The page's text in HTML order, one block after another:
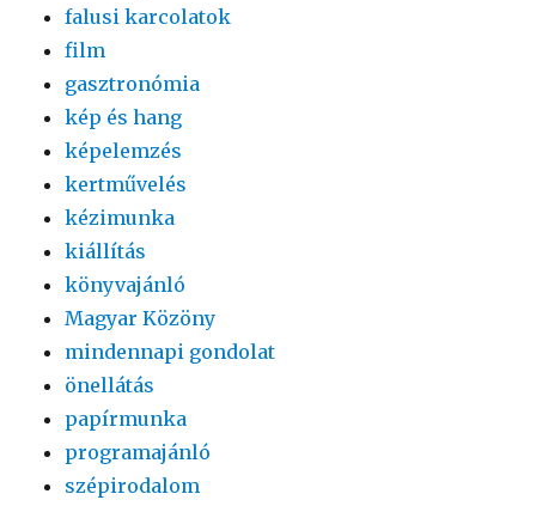
falusi karcolatok
film
gasztronómia
kép és hang
képelemzés
kertművelés
kézimunka
kiállítás
könyvajánló
Magyar Közöny
mindennapi gondolat
önellátás
papírmunka
programajánló
szépirodalom